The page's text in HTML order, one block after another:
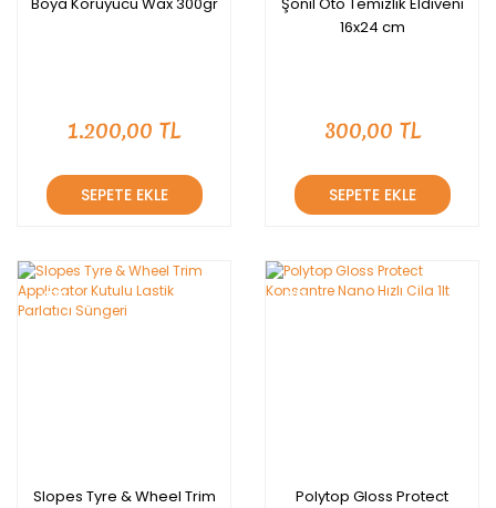
1.200,00 TL
SEPETE EKLE
16x24 cm
300,00 TL
SEPETE EKLE
YENİ
Slopes Tyre & Wheel Trim
YENİ
Polytop Gloss Protect